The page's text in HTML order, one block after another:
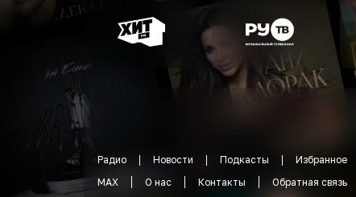
Радио Новости Подкасты Избранное
MAX
О нас Контакты Обратная связь